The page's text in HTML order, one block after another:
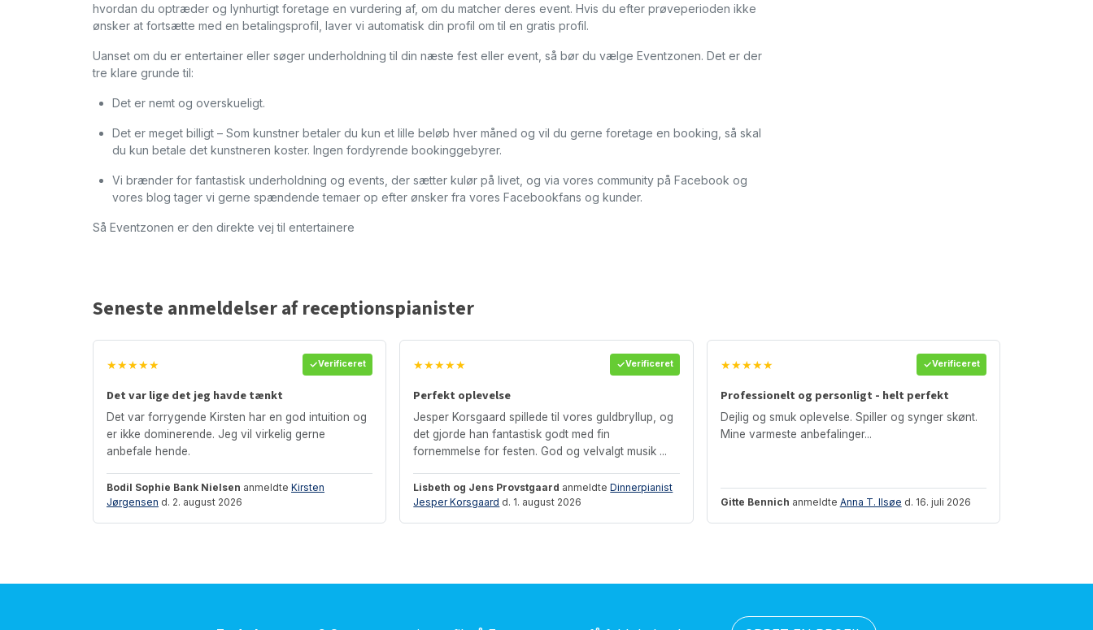
hvordan du optræder og lynhurtigt foretage en vurdering af, om du matcher deres event. Hvis du efter prøveperioden ikke
ønsker at fortsætte med en betalingsprofil, laver vi automatisk din profil om til en gratis profil.
Uanset om du er entertainer eller søger underholdning til din næste fest eller event, så bør du vælge Eventzonen. Det er der
tre klare grunde til:
Det er nemt og overskueligt.
Det er meget billigt – Som kunstner betaler du kun et lille beløb hver måned og vil du gerne foretage en booking, så skal
du kun betale det kunstneren koster. Ingen fordyrende bookinggebyrer.
Vi brænder for fantastisk underholdning og events, der sætter kulør på livet, og via vores community på Facebook og
vores blog tager vi gerne spændende temaer op efter ønsker fra vores Facebookfans og kunder.
Så Eventzonen er den direkte vej til entertainere
Seneste anmeldelser af receptionspianister
★★★★★ Verificeret
Det var lige det jeg havde tænkt
Det var forrygende Kirsten har en god intuition og
er ikke dominerende. Jeg vil virkelig gerne
anbefale hende.
Bodil Sophie Bank Nielsen anmeldte Kirsten
Jørgensen d. 2. august 2026
★★★★★ Verificeret
Perfekt oplevelse
Jesper Korsgaard spillede til vores guldbryllup, og
det gjorde han fantastisk godt med fin
fornemmelse for festen. God og velvalgt musik ...
Lisbeth og Jens Provstgaard anmeldteDinnerpianist
Jesper Korsgaard d. 1. august 2026
★★★★★ Verificeret
Professionelt og personligt - helt perfekt
Dejlig og smuk oplevelse. Spiller og synger skønt.
Mine varmeste anbefalinger...
Gitte Bennich anmeldte Anna T. Ilsøe d. 16. juli 2026